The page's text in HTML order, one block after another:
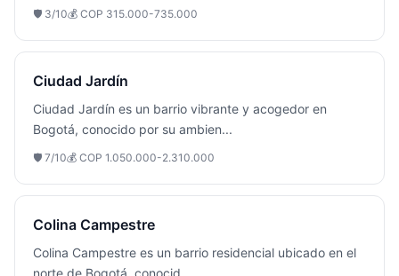
🛡️ 3/10💰 COP 315.000-735.000
Ciudad Jardín
Ciudad Jardín es un barrio vibrante y acogedor en
Bogotá, conocido por su ambien...
🛡️ 7/10💰 COP 1.050.000-2.310.000
Colina Campestre
Colina Campestre es un barrio residencial ubicado en el
norte de Bogotá, conocid...